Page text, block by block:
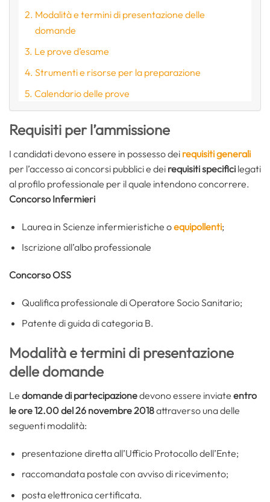
Modalità e termini di presentazione delle
domande
Le prove d’esame
Strumenti e risorse per la preparazione
Calendario delle prove
Requisiti per l’ammissione
I candidati devono essere in possesso dei requisiti generali
per l’accesso ai concorsi pubblici e dei requisiti specifici legati
al profilo professionale per il quale intendono concorrere.
Concorso Infermieri
Laurea in Scienze infermieristiche oequipollenti;
Iscrizione all’albo professionale
Concorso OSS
Qualifica professionale di Operatore Socio Sanitario;
Patente di guida di categoria B.
Modalità e termini di presentazione
delle domande
Le domande di partecipazionedevono essere inviate entro
le ore 12.00 del 26 novembre 2018attraverso una delle
seguenti modalità:
presentazione diretta all’Ufficio Protocollo dell’Ente;
raccomandata postale con avviso di ricevimento;
posta elettronica certificata.